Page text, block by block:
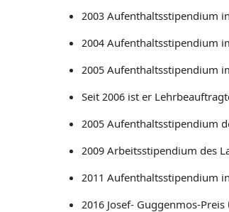
2003 Aufenthaltsstipendium
2004 Aufenthaltsstipendium
2005 Aufenthaltsstipendium
Seit 2006 ist er
2005 Aufenthaltsstipendium
2009 Arbeitsstipendium des
2011 Aufenthaltsstipendium
2016 Josef- Guggenmos-